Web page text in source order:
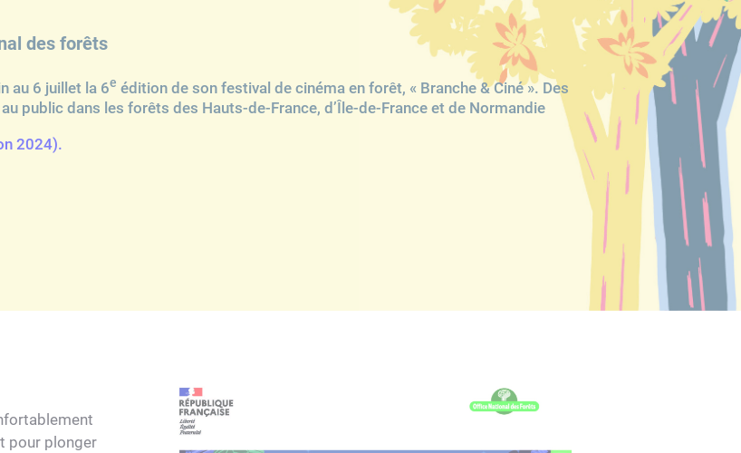
des forêts
au 6 juillet la 6e édition de son festival de cinéma en forêt, « Branche & Ciné ». Des
public dans les forêts des Hauts-de-France, d’Île-de-France et de Normandie
2024).
pour plonger